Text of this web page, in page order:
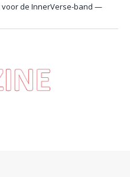
de InnerVerse-band —